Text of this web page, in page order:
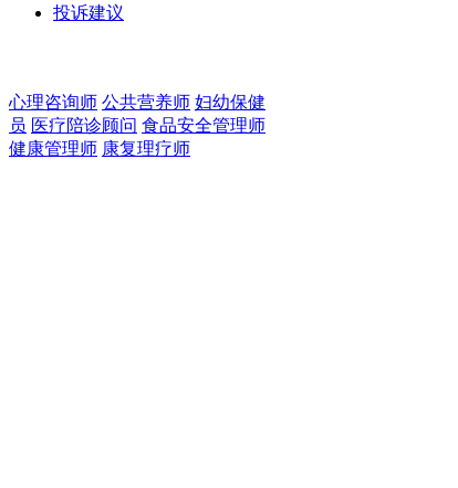
投诉建议
心理咨询师 公共营养师 妇幼保健
员 医疗陪诊顾问 食品安全管理师
健康管理师 康复理疗师